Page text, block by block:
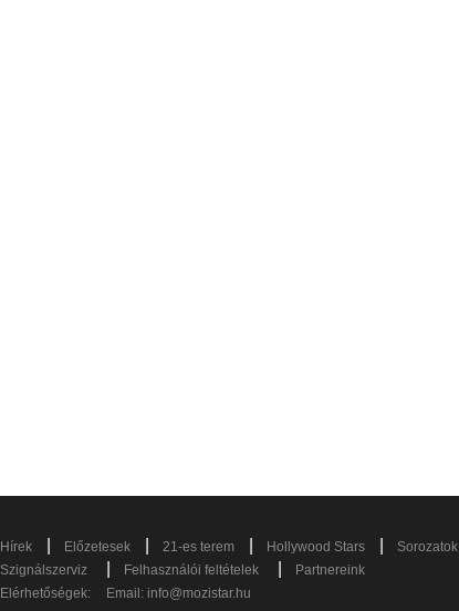
Hírek Előzetesek 21-es terem Hollywood Stars Sorozatok
Szignálszerviz
Felhasználói feltételek
Partnereink
Elérhetőségek:
Email: info@mozistar.hu